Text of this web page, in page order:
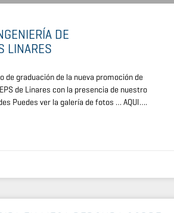
DE
LINARES
de graduación de la nueva promoción de
de Linares con la presencia de nuestro
Puedes ver la galería de fotos … AQUI….